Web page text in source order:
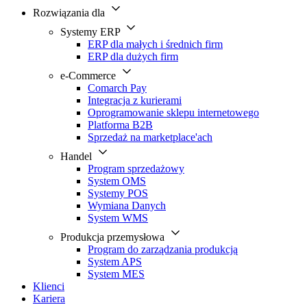
Rozwiązania dla
Systemy ERP
ERP dla małych i średnich firm
ERP dla dużych firm
e-Commerce
Comarch Pay
Integracja z kurierami
Oprogramowanie sklepu internetowego
Platforma B2B
Sprzedaż na marketplace'ach
Handel
Program sprzedażowy
System OMS
Systemy POS
Wymiana Danych
System WMS
Produkcja przemysłowa
Program do zarządzania produkcją
System APS
System MES
Klienci
Kariera